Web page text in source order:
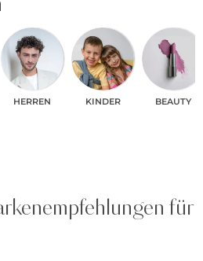
HERREN KINDER BEAUTY
für